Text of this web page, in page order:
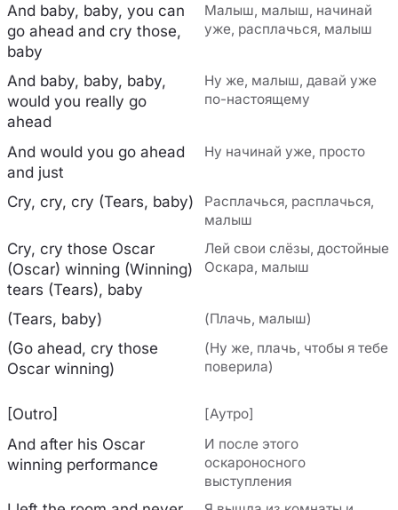
And baby, baby, you can
go ahead and cry those,
baby
Малыш, малыш, начинай
уже, расплачься, малыш
And baby, baby, baby,
would you really go
ahead
Ну же, малыш, давай уже
по-настоящему
And would you go ahead
and just
Ну начинай уже, просто
Cry, cry, cry (Tears, baby)
Расплачься, расплачься,
малыш
Cry, cry those Oscar
(Oscar) winning (Winning)
tears (Tears), baby
Лей свои слёзы, достойные
Оскара, малыш
(Tears, baby) (Плачь, малыш)
(Go ahead, cry those
Oscar winning)
(Ну же, плачь, чтобы я тебе
поверила)
[Outro] [Аутро]
And after his Oscar
winning performance
И после этого
оскароносного
выступления